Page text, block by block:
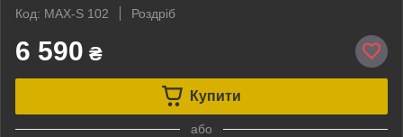
Код: MAX-S 102
Роздріб
6 590 ₴
Купити
або